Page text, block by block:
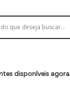
disponíveis agora